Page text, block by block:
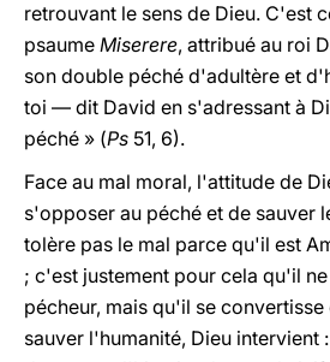
retrouvant le sens de Dieu. C'est
psaume Miserere, attribué au roi
son double péché d'adultère et
toi — dit David en s'adressant à
péché » (Ps 51, 6).
Face au mal moral, l'attitude de
s'opposer au péché et de sauver
tolère pas le mal parce qu'il est
; c'est justement pour cela qu'il
pécheur, mais qu'il se
sauver l'humanité, Dieu intervient